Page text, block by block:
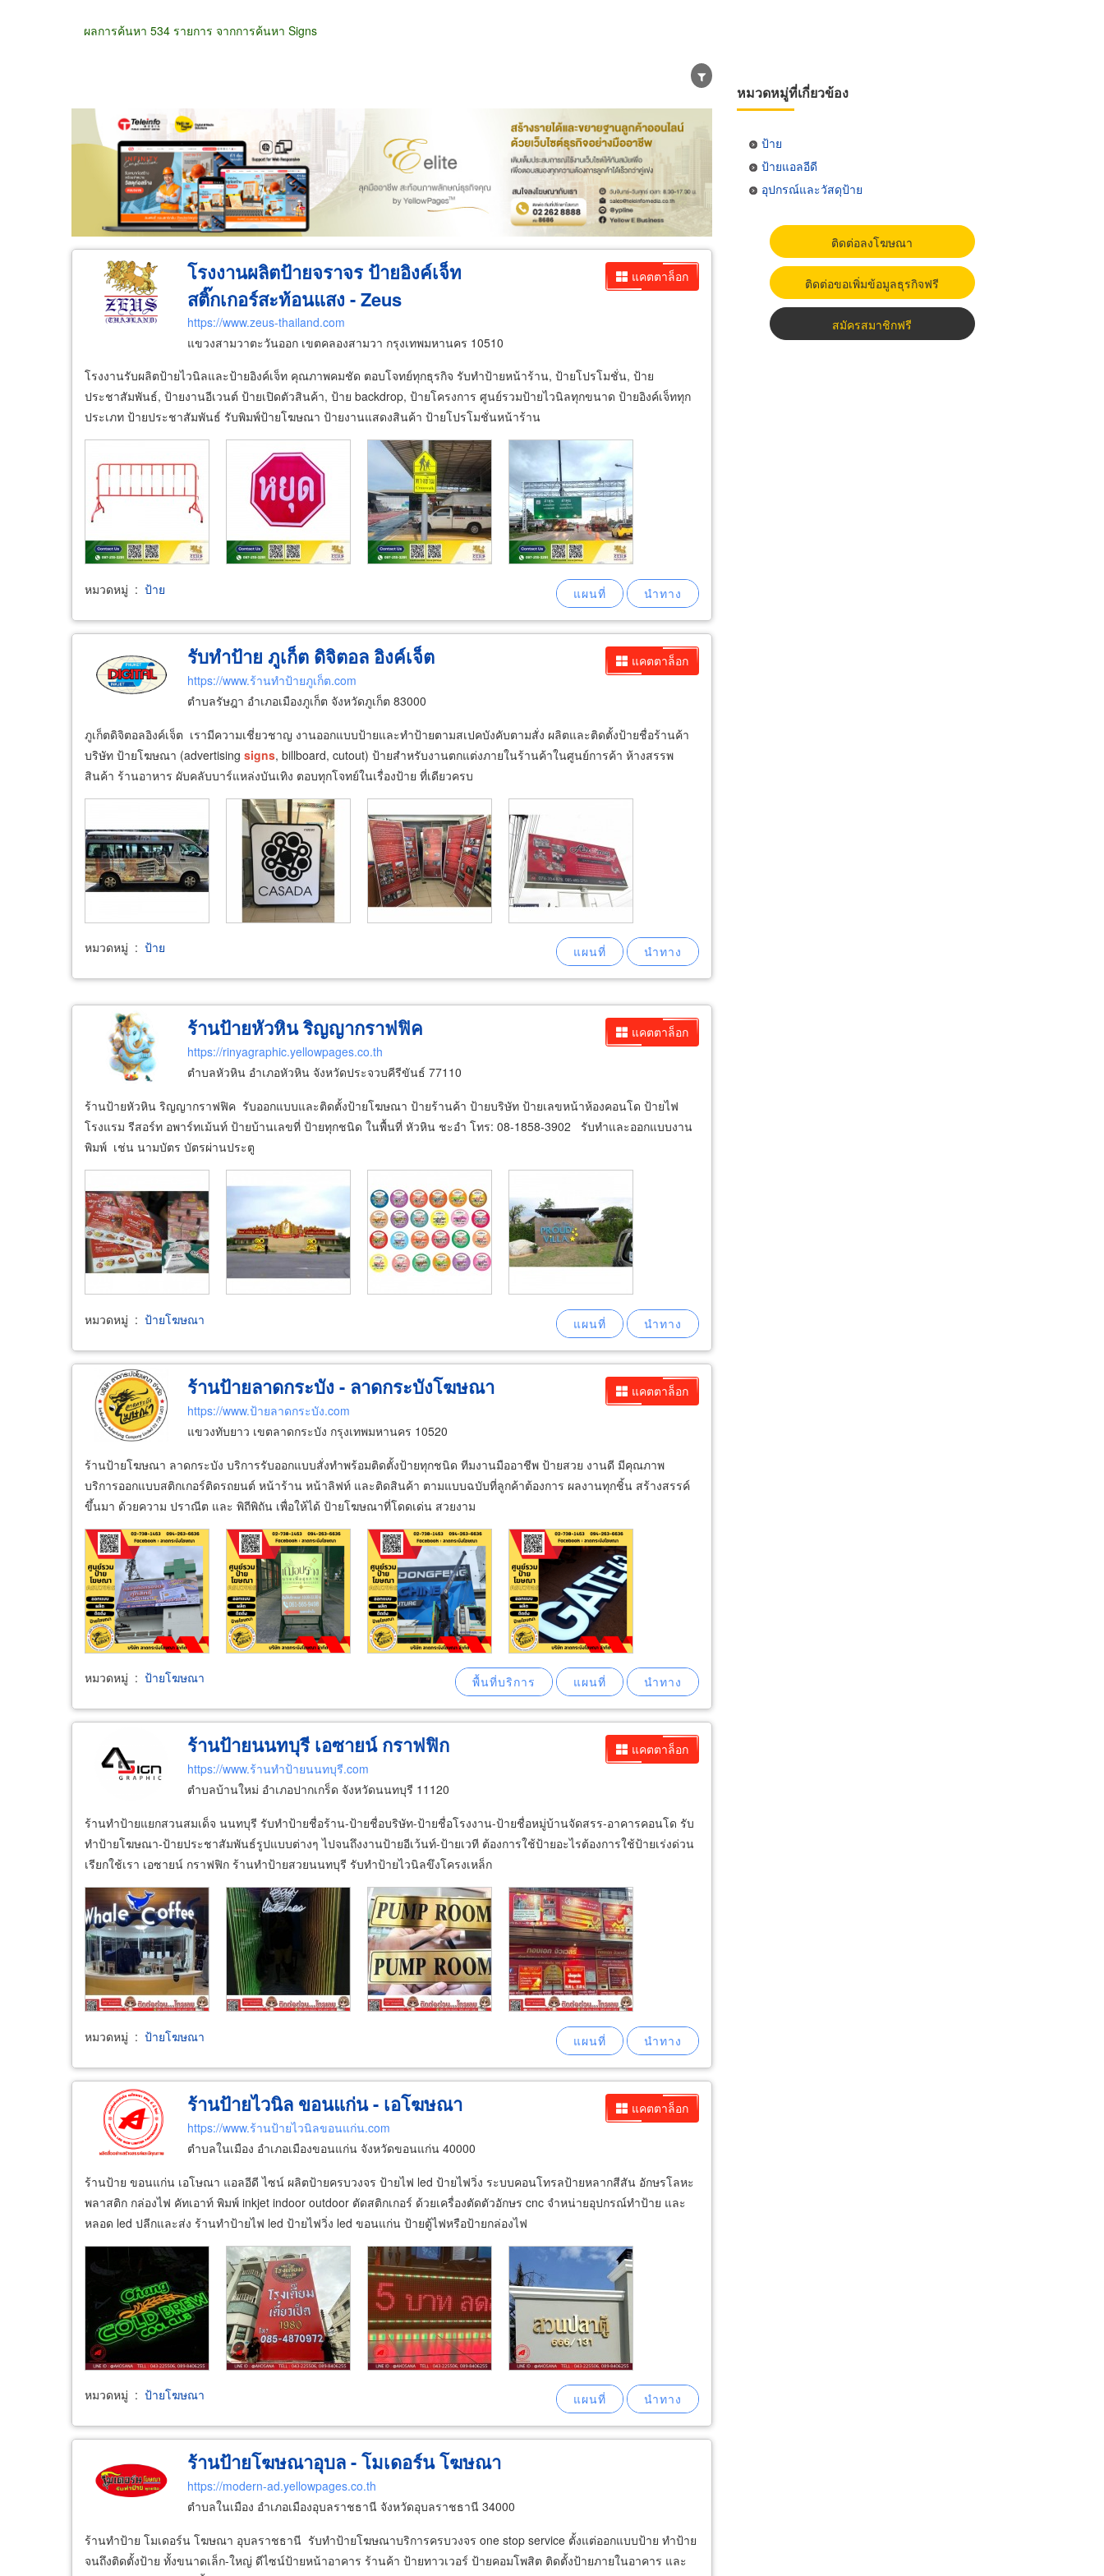
ผลการค้นหา 534 รายการ จากการค้นหา Signs
ขายส่ง ขายปลีก ผู้ผลิต ตัวแทนจัดจำหน่าย ผู้ส่งออก/นำเข้า ธุรกิจบริการ
แคตตาล็อก
โรงงานผลิตป้ายจราจร ป้ายอิงค์เจ็ท
สติ๊กเกอร์สะท้อนแสง - Zeus
https://www.zeus-thailand.com
แขวงสามวาตะวันออก เขตคลองสามวา กรุงเทพมหานคร 10510
โรงงานรับผลิตป้ายไวนิลและป้ายอิงค์เจ็ท คุณภาพคมชัด ตอบโจทย์ทุกธุรกิจ รับทำป้ายหน้าร้าน, ป้ายโปรโมชั่น, ป้าย
ประชาสัมพันธ์, ป้ายงานอีเวนต์ ป้ายเปิดตัวสินค้า, ป้าย backdrop, ป้ายโครงการ ศูนย์รวมป้ายไวนิลทุกขนาด ป้ายอิงค์เจ็ททุก
ประเภท ป้ายประชาสัมพันธ์ รับพิมพ์ป้ายโฆษณา ป้ายงานแสดงสินค้า ป้ายโปรโมชั่นหน้าร้าน
หมวดหมู่ : ป้าย
แคตตาล็อก
รับทำป้าย ภูเก็ต ดิจิตอล อิงค์เจ็ต
https://www.ร้านทำป้ายภูเก็ต.com
ตำบลรัษฎา อำเภอเมืองภูเก็ต จังหวัดภูเก็ต 83000
ภูเก็ตดิจิตอลอิงค์เจ็ต เรามีความเชี่ยวชาญ งานออกแบบป้ายและทำป้ายตามสเปคบังคับตามสั่ง ผลิตและติดตั้งป้ายชื่อร้านค้า
บริษัท ป้ายโฆษณา (advertising signs, billboard, cutout) ป้ายสำหรับงานตกแต่งภายในร้านค้าในศูนย์การค้า ห้างสรรพ
สินค้า ร้านอาหาร ผับคลับบาร์แหล่งบันเทิง ตอบทุกโจทย์ในเรื่องป้าย ที่เดียวครบ
หมวดหมู่ : ป้าย
แคตตาล็อก
ร้านป้ายหัวหิน ริญญากราฟฟิค
https://rinyagraphic.yellowpages.co.th
ตำบลหัวหิน อำเภอหัวหิน จังหวัดประจวบคีรีขันธ์ 77110
ร้านป้ายหัวหิน ริญญากราฟฟิค รับออกแบบและติดตั้งป้ายโฆษณา ป้ายร้านค้า ป้ายบริษัท ป้ายเลขหน้าห้องคอนโด ป้ายไฟ
โรงแรม รีสอร์ท อพาร์ทเม้นท์ ป้ายบ้านเลขที่ ป้ายทุกชนิด ในพื้นที่ หัวหิน ชะอำ โทร: 08-1858-3902 รับทำและออกแบบงาน
พิมพ์ เช่น นามบัตร บัตรผ่านประตู
หมวดหมู่ : ป้ายโฆษณา
แคตตาล็อก
ร้านป้ายลาดกระบัง - ลาดกระบังโฆษณา
https://www.ป้ายลาดกระบัง.com
แขวงทับยาว เขตลาดกระบัง กรุงเทพมหานคร 10520
ร้านป้ายโฆษณา ลาดกระบัง บริการรับออกแบบสั่งทำพร้อมติดตั้งป้ายทุกชนิด ทีมงานมืออาชีพ ป้ายสวย งานดี มีคุณภาพ
บริการออกแบบสติกเกอร์ติดรถยนต์ หน้าร้าน หน้าลิฟท์ และติดสินค้า ตามแบบฉบับที่ลูกค้าต้องการ ผลงานทุกชิ้น สร้างสรรค์
ขึ้นมา ด้วยความ ปราณีต และ พิถีพิถัน เพื่อให้ได้ ป้ายโฆษณาที่โดดเด่น สวยงาม
หมวดหมู่ : ป้ายโฆษณา
แคตตาล็อก
ร้านป้ายนนทบุรี เอซายน์ กราฟฟิก
https://www.ร้านทำป้ายนนทบุรี.com
ตำบลบ้านใหม่ อำเภอปากเกร็ด จังหวัดนนทบุรี 11120
ร้านทำป้ายแยกสวนสมเด็จ นนทบุรี รับทำป้ายชื่อร้าน-ป้ายชื่อบริษัท-ป้ายชื่อโรงงาน-ป้ายชื่อหมู่บ้านจัดสรร-อาคารคอนโด รับ
ทำป้ายโฆษณา-ป้ายประชาสัมพันธ์รูปแบบต่างๆ ไปจนถึงงานป้ายอีเว้นท์-ป้ายเวที ต้องการใช้ป้ายอะไรต้องการใช้ป้ายเร่งด่วน
เรียกใช้เรา เอซายน์ กราฟฟิก ร้านทำป้ายสวยนนทบุรี รับทำป้ายไวนิลขึงโครงเหล็ก
หมวดหมู่ : ป้ายโฆษณา
แคตตาล็อก
ร้านป้ายไวนิล ขอนแก่น - เอโฆษณา
https://www.ร้านป้ายไวนิลขอนแก่น.com
ตำบลในเมือง อำเภอเมืองขอนแก่น จังหวัดขอนแก่น 40000
ร้านป้าย ขอนแก่น เอโษณา แอลอีดี ไซน์ ผลิตป้ายครบวงจร ป้ายไฟ led ป้ายไฟวิ่ง ระบบคอนโทรลป้ายหลากสีสัน อักษรโลหะ
พลาสติก กล่องไฟ คัทเอาท์ พิมพ์ inkjet indoor outdoor ตัดสติกเกอร์ ด้วยเครื่องตัดตัวอักษร cnc จำหน่ายอุปกรณ์ทำป้าย และ
หลอด led ปลีกและส่ง ร้านทำป้ายไฟ led ป้ายไฟวิ่ง led ขอนแก่น ป้ายตู้ไฟหรือป้ายกล่องไฟ
หมวดหมู่ : ป้ายโฆษณา
ร้านป้ายโฆษณาอุบล - โมเดอร์น โฆษณา
https://modern-ad.yellowpages.co.th
ตำบลในเมือง อำเภอเมืองอุบลราชธานี จังหวัดอุบลราชธานี 34000
ร้านทำป้าย โมเดอร์น โฆษณา อุบลราชธานี รับทำป้ายโฆษณาบริการครบวงจร one stop service ตั้งแต่ออกแบบป้าย ทำป้าย
จนถึงติดตั้งป้าย ทั้งขนาดเล็ก-ใหญ่ ดีไซน์ป้ายหน้าอาคาร ร้านค้า ป้ายทาวเวอร์ ป้ายคอมโพสิต ติดตั้งป้ายภายในอาคาร และ
หมวดหมู่ที่เกี่ยวข้อง
ป้าย
ป้ายแอลอีดี
อุปกรณ์และวัสดุป้าย
ติดต่อลงโฆษณา
ติดต่อขอเพิ่มข้อมูลธุรกิจฟรี
สมัครสมาชิกฟรี